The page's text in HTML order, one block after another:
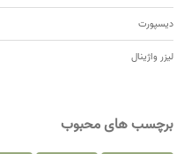
دیسپورت
لیزر واژینال
برچسب های محبوب